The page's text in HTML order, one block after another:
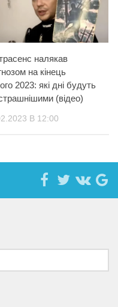
налякав
на кінець
2023: які дні будуть
(відео)
В 12:00